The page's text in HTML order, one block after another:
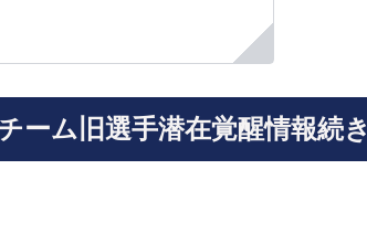
ーム旧選手潜在覚醒情報続き